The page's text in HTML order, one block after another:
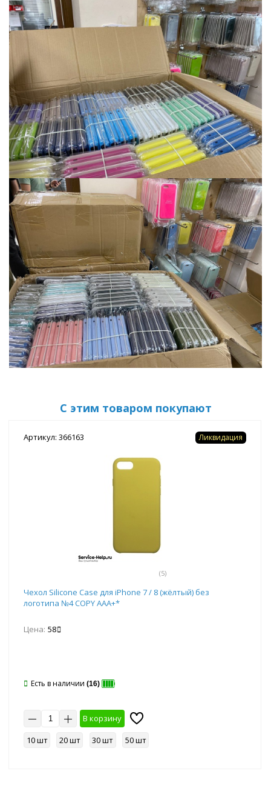
С этим товаром покупают
Артикул: 366163
(5)
Ликвидация
Чехол Silicone Case для iPhone 7 / 8 (жёлтый) без
логотипа №4 COPY AAA+*
Цена: 58
Есть в наличии (16)
В корзину
10 шт
20 шт 30 шт 50 шт